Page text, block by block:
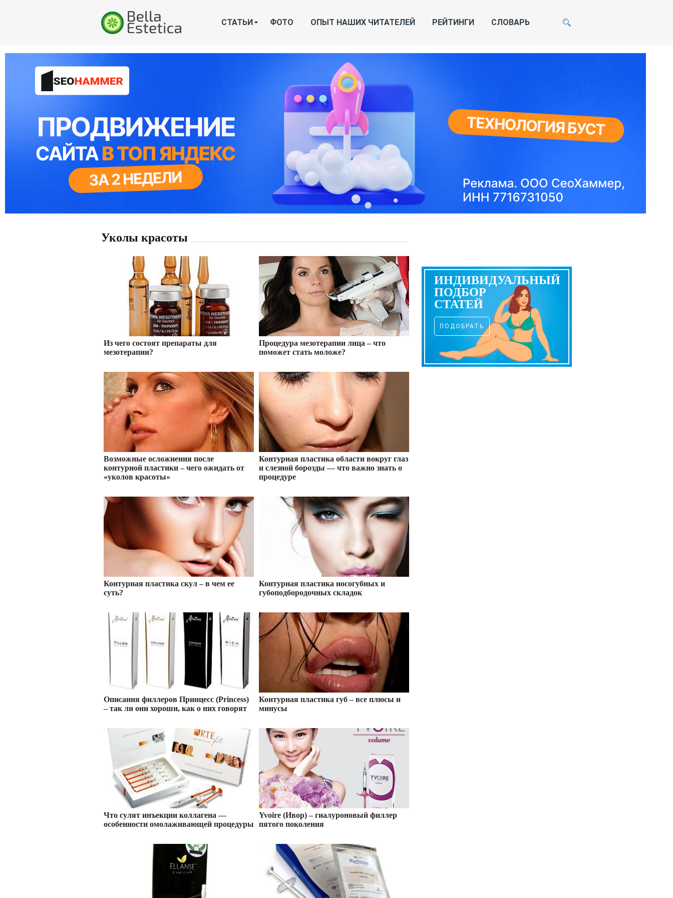
СТАТЬИ ФОТО ОПЫТ НАШИХ ЧИТАТЕЛЕЙ РЕЙТИНГИ СЛОВАРЬ
Уколы красоты
Из чего состоят препараты для
мезотерапии?
Процедура мезотерапии лица – что
поможет стать моложе?
Возможные осложнения после
контурной пластики – чего ожидать от
«уколов красоты»
Контурная пластика области вокруг глаз
и слезной борозды — что важно знать о
процедуре
Контурная пластика скул – в чем ее
суть?
Контурная пластика носогубных и
губоподбородочных складок
Описания филлеров Принцесс (Рrincess)
– так ли они хороши, как о них говорят
Контурная пластика губ – все плюсы и
минусы
Что сулят инъекции коллагена —
особенности омолаживающей процедуры
Yvoire (Ивор) – гиалуроновый филлер
пятого поколения
ИНДИВИДУАЛЬНЫЙ
ПОДБОР
СТАТЕЙ
ПОДОБРАТЬ